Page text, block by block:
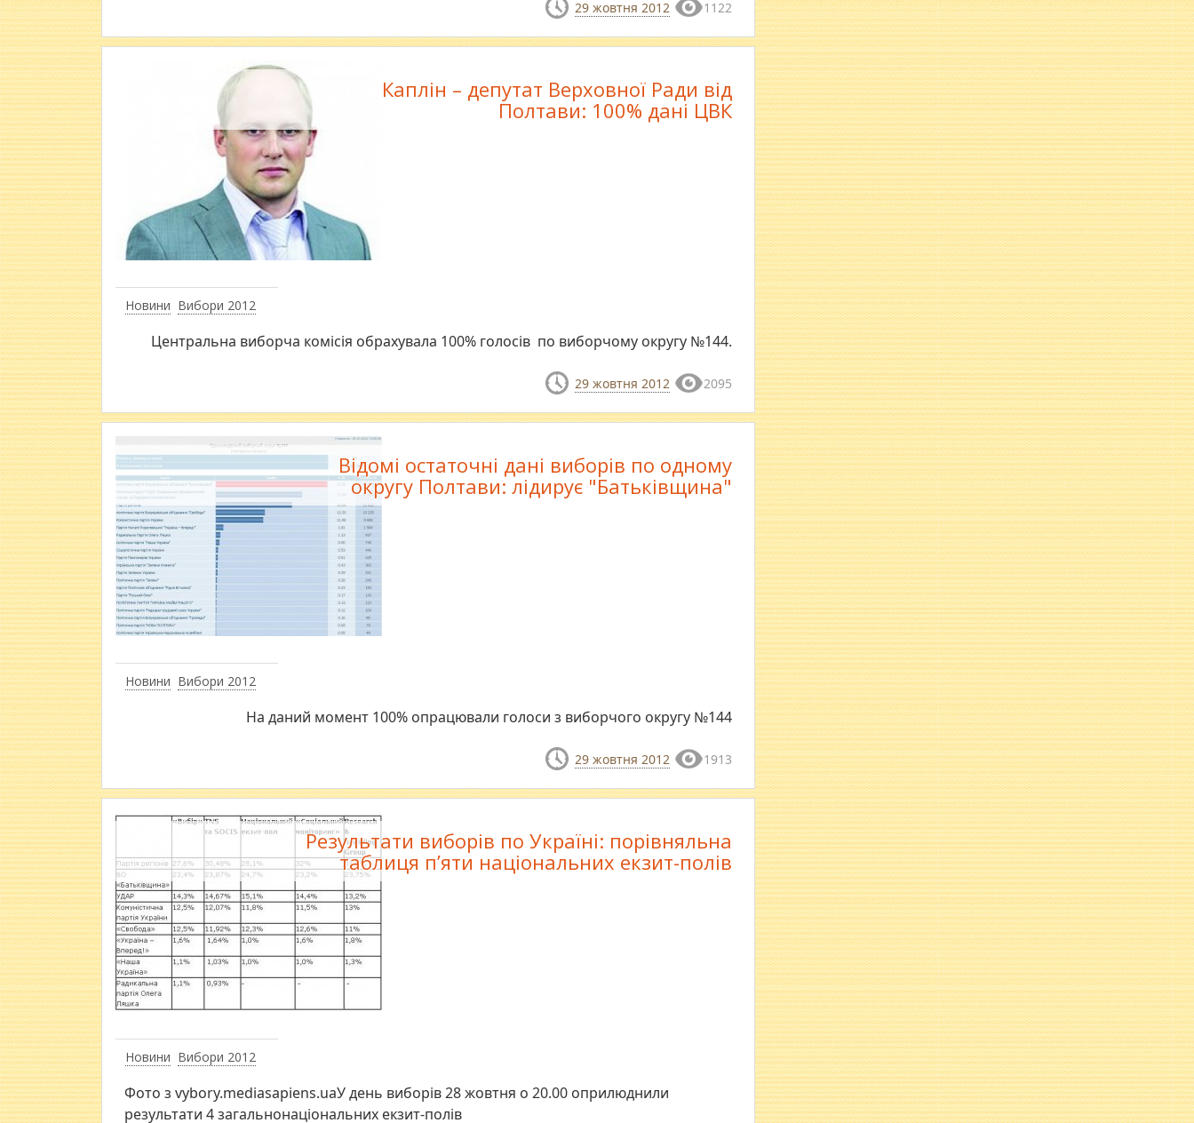
29 жовтня 2012 1122
Новини Вибори 2012
Каплін – депутат Верховної Ради від
Полтави: 100% дані ЦВК
Центральна виборча комісія обрахувала 100% голосів по виборчому округу №144.
29 жовтня 2012 2095
Новини Вибори 2012
Відомі остаточні дані виборів по одному
округу Полтави: лідирує "Батьківщина"
На даний момент 100% опрацювали голоси з виборчого округу №144
29 жовтня 2012 1913
Новини Вибори 2012
Результати виборів по Україні: порівняльна
таблиця п’яти національних екзит-полів
Фото з vybory.mediasapiens.uaУ день виборів 28 жовтня о 20.00 оприлюднили
результати 4 загальнонаціональних екзит-полів